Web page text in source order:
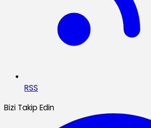
RSS
Bizi Takip Edin